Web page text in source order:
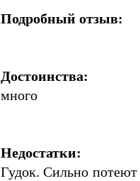
Подробный отзыв:
Достоинства:
много
Недостатки:
Гудок. Сильно